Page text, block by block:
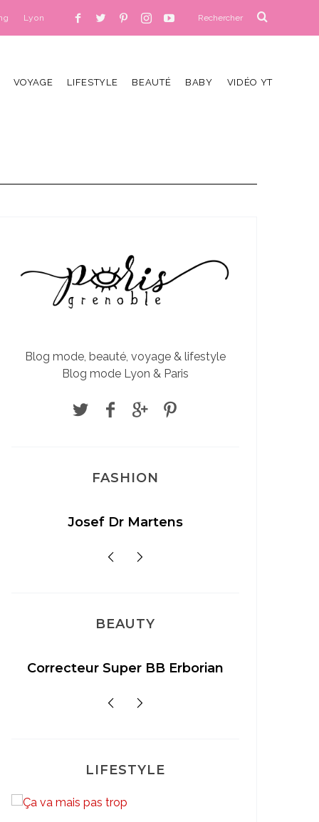
Lyon
VOYAGE LIFESTYLE BEAUTÉ BABY VIDÉO YT
Blog mode, beauté, voyage & lifestyle
Blog mode Lyon & Paris
FASHION
Josef Dr Martens
BEAUTY
Correcteur Super BB Erborian
LIFESTYLE